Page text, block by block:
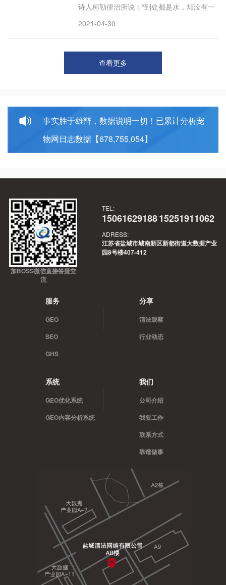
增长模型：不偏废，才能触达更多潜在用
户。
诗人柯勒律治所说：“到处都是水，却没有一
滴可以解渴。”品牌怎么样能让消费者看到信
流量。
2021-04-30
查看更多
事实胜于雄辩，数据说明一切！已累计分析宠
物网日志数据【678,755,054】
加BOSS微信直接答疑交
流
TEL:
1506162918815251911062
ADRESS:
江苏省盐城市城南新区新都街道大数据产业
园8号楼407-412
服务
GEO
SEO
GHS
分享
清法观察
行业动态
系统
GEO优化系统
GEO内容分析系统
我们
公司介绍
我要工作
联系方式
靠谱做事